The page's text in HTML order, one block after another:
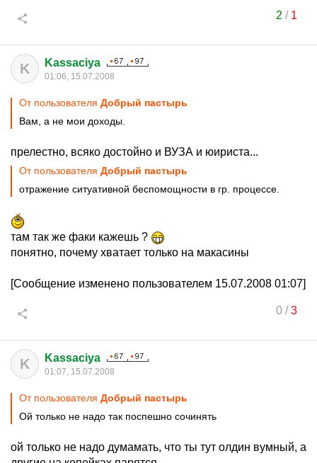
2 / 1
K Kassaciya
01:06, 15.07.2008
От пользователя Добрый пастырь
Вам, а не мои доходы.
прелестно, всяко достойно и ВУЗА и юириста...
От пользователя Добрый пастырь
отражение ситуативной беспомощности в гр. процессе.
там так же факи кажешь ?
понятно, почему хватает только на макасины
[Сообщение изменено пользователем 15.07.2008 01:07]
0/3
K Kassaciya
01:07, 15.07.2008
От пользователя Добрый пастырь
Ой только не надо так поспешно сочинять
ой только не надо думамать, что ты тут олдин вумный, а